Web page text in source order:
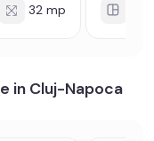
32 mp
in Cluj-Napoca